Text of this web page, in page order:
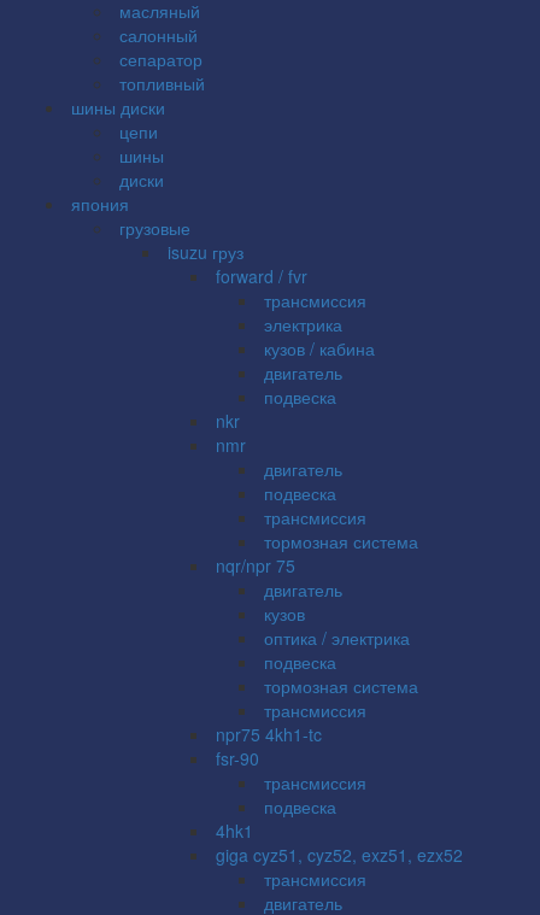
масляный
салонный
сепаратор
топливный
шины диски
цепи
шины
диски
япония
грузовые
isuzu груз
forward / fvr
трансмиссия
электрика
кузов / кабина
двигатель
подвеска
nkr
nmr
двигатель
подвеска
трансмиссия
тормозная система
nqr/npr 75
двигатель
кузов
оптика / электрика
подвеска
тормозная система
трансмиссия
npr75 4kh1-tc
fsr-90
трансмиссия
подвеска
4hk1
giga cyz51, cyz52, exz51, ezx52
трансмиссия
двигатель